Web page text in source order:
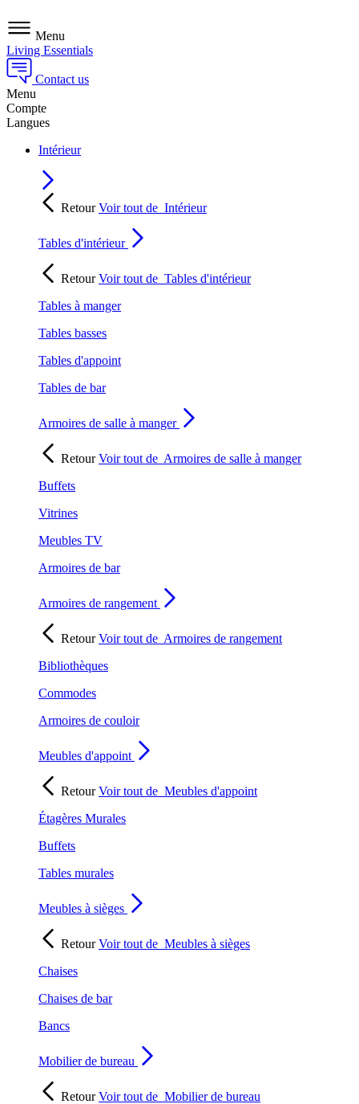
Menu
Living Essentials
Contact us
Menu
Compte
Langues
Intérieur
RetourVoir tout de Intérieur
Tables d'intérieur
RetourVoir tout de Tables d'intérieur
Tables à manger
Tables basses
Tables d'appoint
Tables de bar
Armoires de salle à manger
RetourVoir tout de Armoires de salle à manger
Buffets
Vitrines
Meubles TV
Armoires de bar
Armoires de rangement
RetourVoir tout de Armoires de rangement
Bibliothèques
Commodes
Armoires de couloir
Meubles d'appoint
RetourVoir tout de Meubles d'appoint
Étagères Murales
Buffets
Tables murales
Meubles à sièges
RetourVoir tout de Meubles à sièges
Chaises
Chaises de bar
Bancs
Mobilier de bureau
RetourVoir tout de Mobilier de bureau